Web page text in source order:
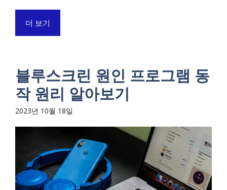
더 보기
블루스크린 원인 프로그램 동
작 원리 알아보기
2023년 10월 18일